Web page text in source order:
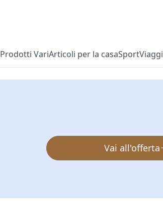
Prodotti VariArticoli per la casaSportViaggi
Vai all'offerta